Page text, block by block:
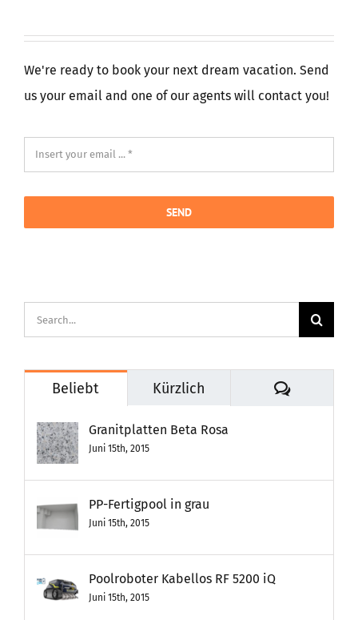
We're ready to book your next dream vacation. Send
us your email and one of our agents will contact you!
SEND
Suche
nach:
Beliebt Kürzlich
Granitplatten Beta Rosa
Juni 15th, 2015
PP-Fertigpool in grau
Juni 15th, 2015
Poolroboter Kabellos RF 5200 iQ
Juni 15th, 2015